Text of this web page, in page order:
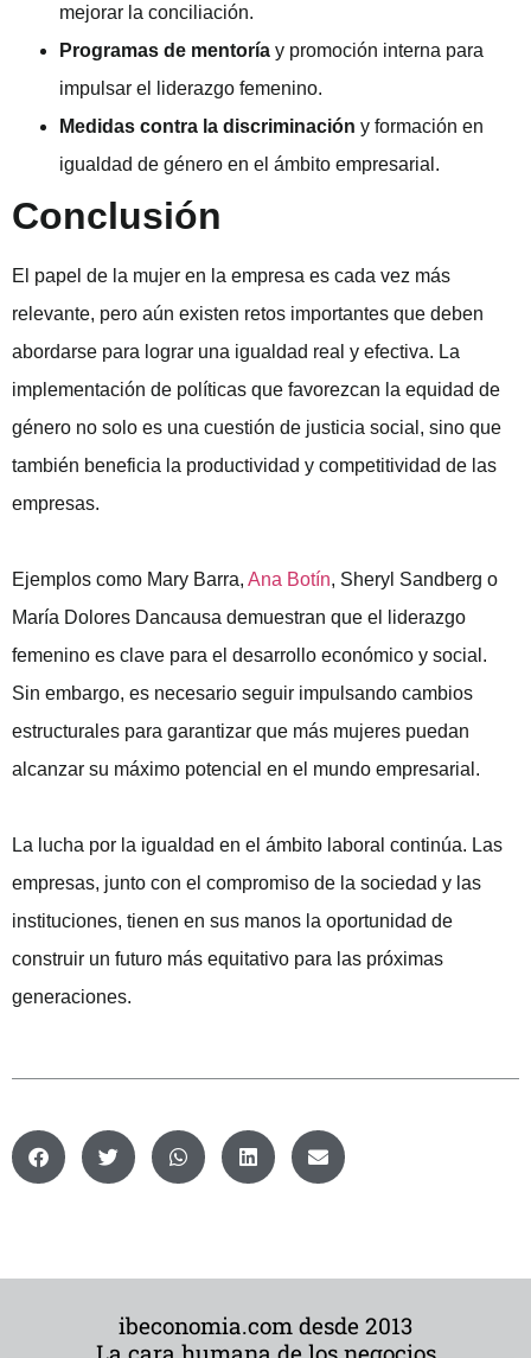
mejorar la conciliación.
Programas de mentoría y promoción interna para
impulsar el liderazgo femenino.
Medidas contra la discriminación y formación en
igualdad de género en el ámbito empresarial.
Conclusión
El papel de la mujer en la empresa es cada vez más
relevante, pero aún existen retos importantes que deben
abordarse para lograr una igualdad real y efectiva. La
implementación de políticas que favorezcan la equidad de
género no solo es una cuestión de justicia social, sino que
también beneficia la productividad y competitividad de las
empresas.
Ejemplos como Mary Barra, Ana Botín, Sheryl Sandberg o
María Dolores Dancausa demuestran que el liderazgo
femenino es clave para el desarrollo económico y social.
Sin embargo, es necesario seguir impulsando cambios
estructurales para garantizar que más mujeres puedan
alcanzar su máximo potencial en el mundo empresarial.
La lucha por la igualdad en el ámbito laboral continúa. Las
empresas, junto con el compromiso de la sociedad y las
instituciones, tienen en sus manos la oportunidad de
construir un futuro más equitativo para las próximas
generaciones.
ibeconomia.com desde 2013